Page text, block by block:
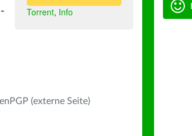
Torrent, Info
(externe Seite)